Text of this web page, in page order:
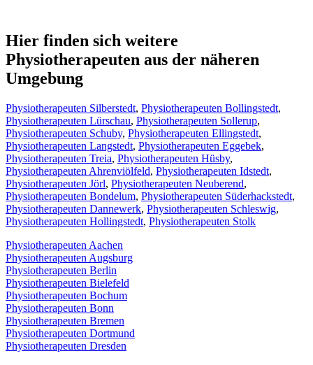
Hier finden sich weitere
Physiotherapeuten aus der näheren
Umgebung
Physiotherapeuten Silberstedt, Physiotherapeuten Bollingstedt,
Physiotherapeuten Lürschau, Physiotherapeuten Sollerup,
Physiotherapeuten Schuby, Physiotherapeuten Ellingstedt,
Physiotherapeuten Langstedt, Physiotherapeuten Eggebek,
Physiotherapeuten Treia, Physiotherapeuten Hüsby,
Physiotherapeuten Ahrenviölfeld, Physiotherapeuten Idstedt,
Physiotherapeuten Jörl, Physiotherapeuten Neuberend,
Physiotherapeuten Bondelum, Physiotherapeuten Süderhackstedt,
Physiotherapeuten Dannewerk, Physiotherapeuten Schleswig,
Physiotherapeuten Hollingstedt, Physiotherapeuten Stolk
Physiotherapeuten Aachen
Physiotherapeuten Augsburg
Physiotherapeuten Berlin
Physiotherapeuten Bielefeld
Physiotherapeuten Bochum
Physiotherapeuten Bonn
Physiotherapeuten Bremen
Physiotherapeuten Dortmund
Physiotherapeuten Dresden